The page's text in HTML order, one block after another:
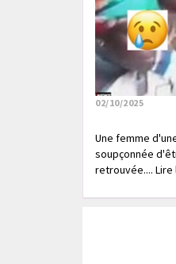
02/10/2025
Une femme
soupçonnée
retrouvée.... Lire